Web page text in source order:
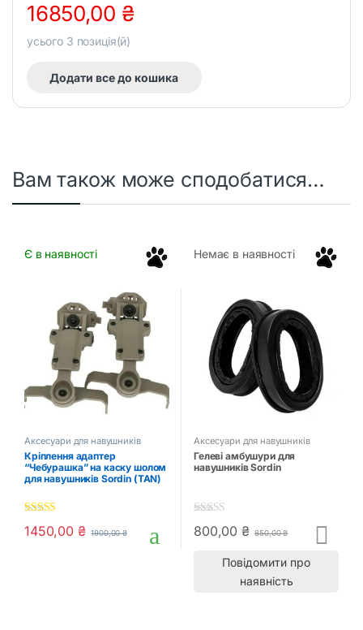
16850,00 ₴
усього 3 позиція(й)
Додати все до кошика
Вам також може сподобатися…
Є в наявності
Аксесуари для навушників
Кріплення адаптер
“Чебурашка” на каску шолом
для навушників Sordin (TAN)
4.50out of
5
1450,00 ₴ 1900,00₴
Немає в наявності
Аксесуари для навушників
Гелеві амбушури для
навушників Sordin
5.00out of 5
800,00 ₴ 850,00₴
Повідомити про
наявність